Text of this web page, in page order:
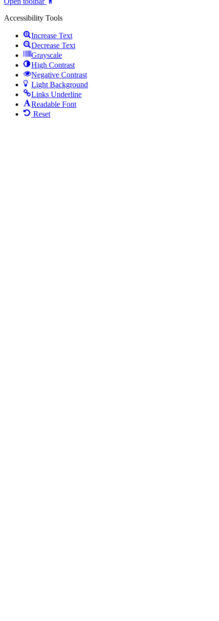
Accessibility Tools
Increase Text
Decrease Text
Grayscale
High Contrast
Negative Contrast
Light Background
Links Underline
Readable Font
Reset